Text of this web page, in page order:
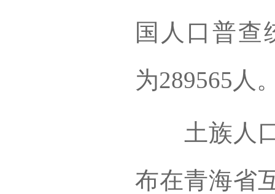
国人口普查
为289565人
土族人口
布在青海省